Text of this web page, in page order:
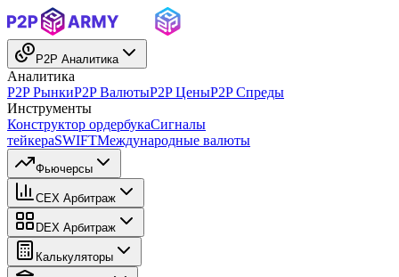
P2P Аналитика
Аналитика
P2P РынкиP2P ВалютыP2P ЦеныP2P Спреды
Инструменты
Конструктор ордербукаСигналы
тейкераSWIFTМеждународные валюты
Фьючерсы
CEX Арбитраж
DEX Арбитраж
Калькуляторы